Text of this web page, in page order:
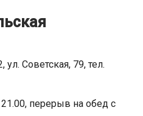
Советская, 79, тел.
перерыв на обед с